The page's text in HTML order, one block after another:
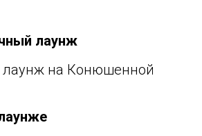
лаунж
на Конюшенной